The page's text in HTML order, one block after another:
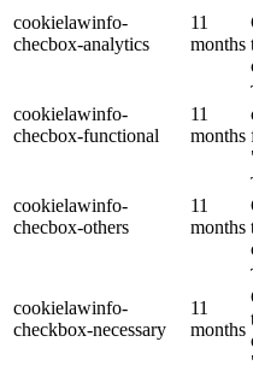
cookielawinfo-
checbox-analytics
11
months
cookielawinfo-
checbox-functional
11
months
cookielawinfo-
checbox-others
11
months
cookielawinfo-
checkbox-necessary
11
months